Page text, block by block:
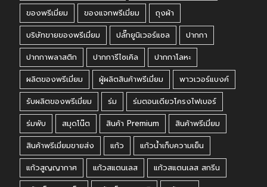
ของพรีเมี่ยม
ของแจกพรีเมี่ยม
ถุงผ้า
บริษัทขายของพรีเมี่ยม
ปลั๊กยูนิเวอร์แซล
ปากกา
ปากกาพลาสติก
ปากการีไซเคิล
ปากกาโลหะ
ผลิตของพรีเมี่ยม
ผู้ผลิตสินค้าพรีเมี่ยม
พาวเวอร์แบงค์
รับผลิตของพรีเมี่ยม
ร่ม
ร่มตอนเดียวโครงไฟเบอร์
ร่มพับ
สมุดโน๊ต สินค้า Premium
สินค้าพรีเมี่ยม
สินค้าพรีเมี่ยมขายส่ง
แก้ว
แก้วน้ำเก็บความเย็น
แก้วสูญญากาศ
แก้วสแตนเลส
แก้วสแตนเลส สกรีน